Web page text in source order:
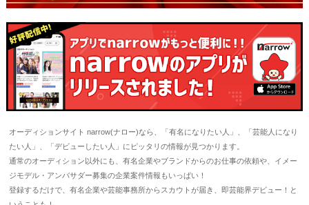
オーディションサイト narrow(ナロー)なら、「有名になりたい人」、「芸能人になり
たい人」、「デビューしたい人」にピッタリの情報が見つかります。
通常のオーディション以外にも、有名企業やブランドからのお仕事の依頼や、イメー
ジモデル・アンバサダー募集の企業案件情報もいっぱい！
登録するだけで、有名企業や芸能事務所からスカウトが届き、即芸能界デビュー！と